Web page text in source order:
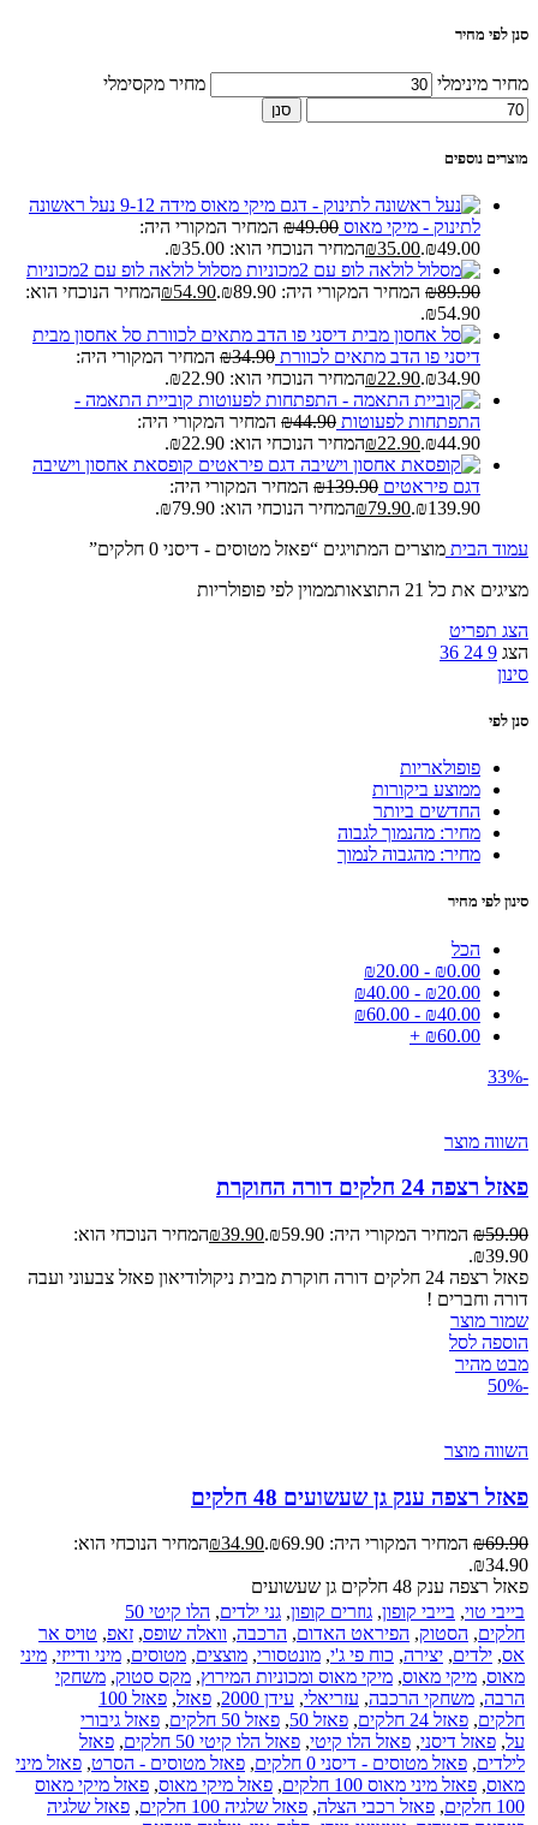
סנן לפי מחיר
מחיר מינימלי מחיר מקסימלי
סנן
מוצרים נוספים
נעל ראשונה
לתינוק - מיקי מאוס
₪49.00
המחיר המקורי היה:
₪49.00.
₪35.00
המחיר הנוכחי הוא: ₪35.00.
מסלול לולאה לופ עם 2מכוניות
₪89.90 המחיר המקורי היה: ₪89.90. ₪54.90
המחיר הנוכחי הוא:
₪54.90.
סל אחסון מבית
דיסני פו הדב מתאים לכוורת
₪34.90
המחיר המקורי היה:
₪34.90.
₪22.90
המחיר הנוכחי הוא: ₪22.90.
קוביית התאמה -
התפתחות לפעוטות
₪44.90
המחיר המקורי היה:
₪44.90.
₪22.90
המחיר הנוכחי הוא: ₪22.90.
קופסאת אחסון וישיבה
דגם פיראטים
₪139.90
המחיר המקורי היה:
₪139.90.
₪79.90
המחיר הנוכחי הוא: ₪79.90.
עמוד הבית מוצרים המתויגים “פאזל מטוסים - דיסני 0 חלקים”
מציגים את כל ⁦21⁩ התוצאות
ממוין לפי פופולריות
הצג תפריט
הצג 9
24
36
סינון
סנן לפי
פופולאריות
ממוצע ביקורות
החדשים ביותר
מחיר: מהנמוך לגבוה
מחיר: מהגבוה לנמוך
סינון לפי מחיר
הכל
₪0.00
-
₪20.00
₪20.00
-
₪40.00
₪40.00
-
₪60.00
₪60.00
+
-33%
השווה מוצר
פאזל רצפה 24 חלקים דורה החוקרת
₪59.90 המחיר המקורי היה: ₪59.90. ₪39.90
המחיר הנוכחי הוא:
₪39.90.
פאזל רצפה 24 חלקים דורה חוקרת מבית ניקולודיאון פאזל צבעוני ועבה
דורה וחברים !
שמור מוצר
הוספה לסל
מבט מהיר
-50%
השווה מוצר
פאזל רצפה ענק גן שעשועים 48 חלקים
₪69.90 המחיר המקורי היה: ₪69.90. ₪34.90
המחיר הנוכחי הוא:
₪34.90.
פאזל רצפה ענק 48 חלקים גן שעשועים
בייבי טוי, בייבי קופון, גוזרים קופון, גני ילדים,
הלו קיטי 50
חלקים, הסטוק, הפיראט האדום, הרכבה, וואלה שופס, זאפ, טויס אר
אס, ילדים, יצירה, כוח פי ג'י, מונטסורי, מוצצים, מטוסים, מיני ודייזי, מיני
מאוס, מיקי מאוס, מיקי מאוס ומכוניות המירוץ, מקס סטוק, משחקי
הרבה, משחקי הרכבה, עזריאלי, עידן 2000 , פאזל,
פאזל 100
חלקים, פאזל 24 חלקים , פאזל 50 , פאזל 50 חלקים , פאזל גיבורי
על, פאזל דיסני, פאזל הלו קיטי, פאזל הלו קיטי 50 חלקים , פאזל
לילדים, פאזל מטוסים - דיסני 0 חלקים , פאזל מטוסים - הסרט, פאזל מיני
מאוס, פאזל מיני מאוס 100 חלקים , פאזל מיקי מאוס, פאזל מיקי מאוס
100 חלקים
, פאזל רכבי הצלה, פאזל שלגיה 100 חלקים , פאזל שלגיה